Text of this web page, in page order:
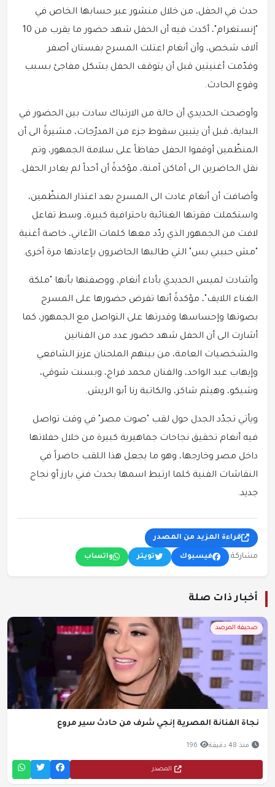
حدث في الحفل، من خلال منشور عبر حسابها الخاص في
"إنستغرام"، أكدت فيه أن الحفل شهد حضور ما يقرب من 10
آلاف شخص، وأن أنغاماعتلت المسرح بفستان أصفر
وقدّمت أغنيتين قبل أن يتوقف الحفل بشكل مفاجئ بسبب
وقوع الحادث.
وأوضحت الحديدي أن حالة من الارتباك سادت بين الحضور في
البداية، قبل أن يتبين سقوط جزء من المدرّجات، مشيرةً الى أن
المنظّمين أوقفوا الحفل حفاظاً على سلامة الجمهور، وتم
نقل الحاضرين الى أماكن آمنة، مؤكدةً أن أحداً لم يغادر الحفل.
وأضافت أن أنغام عادت الى المسرح بعد اعتذار المنظّمين،
واستكملت فقرتها الغنائية باحترافية كبيرة، وسط تفاعل
لافت من الجمهور الذي ردّد معها كلمات الأغاني، خاصة أغنية
"مش حبيبي بس" التي طالبها الحاضرون بإعادتها مرة أخرى.
وأشادت لميس الحديدي بأداء أنغام، ووصفتها بأنها "ملكة
الغناء اللايف"، مؤكدةً أنها تفرض حضورها على المسرح
بصوتها وإحساسها وقدرتها على التواصل مع الجمهور، كما
أشارت الى أن الحفل شهد حضور عدد من الفنانين
والشخصيات العامة، من بينهم الملحنان عزيز الشافعي
وإيهاب عبد الواحد، والفنان محمد فراج، وبسنت شوقي،
وشيكو، وهيثم شاكر، والكاتبة رنا أبو الريش.
ويأتي تجدّد الجدل حول لقب "صوت مصر" في وقت تواصل
فيه أنغام تحقيق نجاحات جماهيرية كبيرة من خلال حفلاتها
داخل مصر وخارجها، وهو ما يجعل هذا اللقب حاضراً في
النقاشات الفنية كلما ارتبط اسمها بحدث فني بارز أو نجاح
جديد.
قراءة المزيد من المصدر
مشاركة: فيسبوك تويتر واتساب
أخبار ذات صلة
صحيفة المرصد
الفنانة المصرية إنجي شرف من حادث سير مروع
منذ 48 دقيقة 196
المصدر